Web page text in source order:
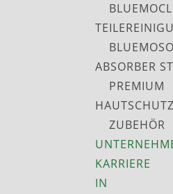
ABSORBER
PREMIUM
ZUBEHÖR
KARRIERE
IN